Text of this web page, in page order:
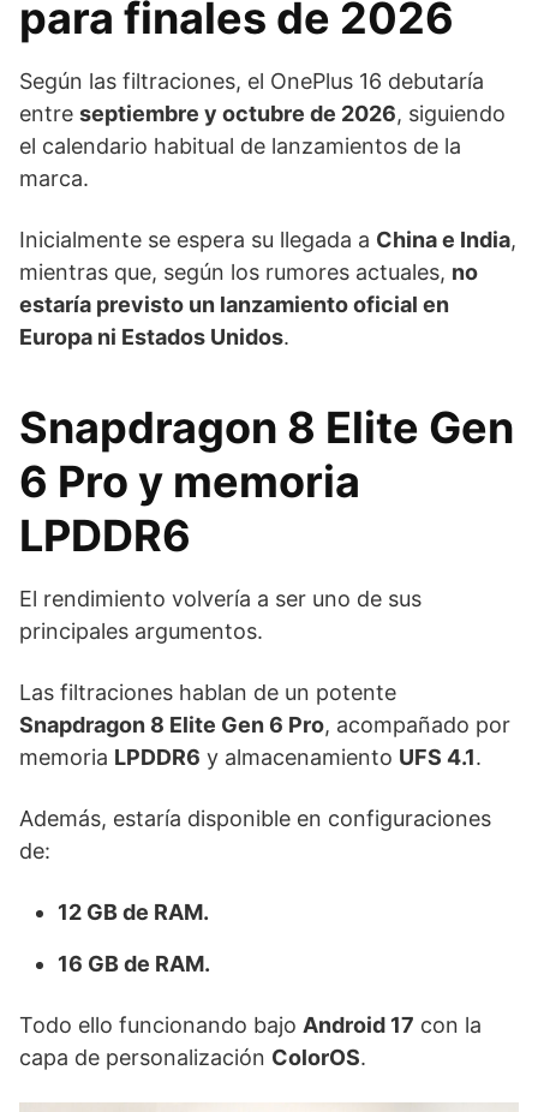
para finales de 2026
Según las filtraciones, el OnePlus 16 debutaría
entre septiembre y octubre de 2026, siguiendo
el calendario habitual de lanzamientos de la
marca.
Inicialmente se espera su llegada a China e India,
mientras que, según los rumores actuales, no
estaría previsto un lanzamiento oficial en
Europa ni Estados Unidos.
Snapdragon 8 Elite Gen
6 Pro y memoria
LPDDR6
El rendimiento volvería a ser uno de sus
principales argumentos.
Las filtraciones hablan de un potente
Snapdragon 8 Elite Gen 6 Pro, acompañado por
memoria LPDDR6 y almacenamiento UFS 4.1.
Además, estaría disponible en configuraciones
de:
12 GB de RAM.
16 GB de RAM.
Todo ello funcionando bajo Android 17 con la
capa de personalización ColorOS.